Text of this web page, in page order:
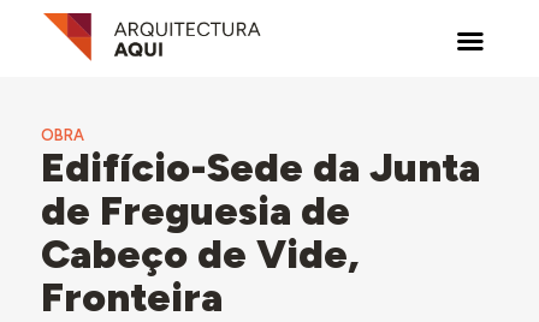
OBRA
Edifício-Sede da Junta
de Freguesia de
Cabeço de Vide,
Fronteira